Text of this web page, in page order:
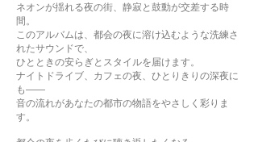
ネオンが揺れる夜の街、静寂と鼓動が交差する時
間。
このアルバムは、都会の夜に溶け込むような洗練さ
れたサウンドで、
ひとときの安らぎとスタイルを届けます。
ナイトドライブ、カフェの夜、ひとりきりの深夜に
も——
音の流れがあなたの都市の物語をやさしく彩りま
す。